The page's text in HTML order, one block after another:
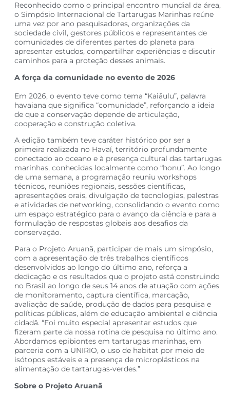
Reconhecido como o principal encontro mundial da área,
o Simpósio Internacional de Tartarugas Marinhas reúne
uma vez por ano pesquisadores, organizações da
sociedade civil, gestores públicos e representantes de
comunidades de diferentes partes do planeta para
apresentar estudos, compartilhar experiências e discutir
caminhos para a proteção desses animais.
A força da comunidade no evento de 2026
Em 2026, o evento teve como tema “Kaiāulu”, palavra
havaiana que significa “comunidade”, reforçando a ideia
de que a conservação depende de articulação,
cooperação e construção coletiva.
A edição também teve caráter histórico por ser a
primeira realizada no Havaí, território profundamente
conectado ao oceano e à presença cultural das tartarugas
marinhas, conhecidas localmente como “honu”. Ao longo
de uma semana, a programação reuniu workshops
técnicos, reuniões regionais, sessões científicas,
apresentações orais, divulgação de tecnologias, palestras
e atividades de networking, consolidando o evento como
um espaço estratégico para o avanço da ciência e para a
formulação de respostas globais aos desafios da
conservação.
Para o Projeto Aruanã, participar de mais um simpósio,
com a apresentação de três trabalhos científicos
desenvolvidos ao longo do último ano, reforça a
dedicação e os resultados que o projeto está construindo
no Brasil ao longo de seus 14 anos de atuação com ações
de monitoramento, captura científica, marcação,
avaliação de saúde, produção de dados para pesquisa e
políticas públicas, além de educação ambiental e ciência
cidadã. “Foi muito especial apresentar estudos que
fizeram parte da nossa rotina de pesquisa no último ano.
Abordamos epibiontes em tartarugas marinhas, em
parceria com a UNIRIO, o uso de habitat por meio de
isótopos estáveis e a presença de microplásticos na
alimentação de tartarugas-verdes.”
Sobre o Projeto Aruanã